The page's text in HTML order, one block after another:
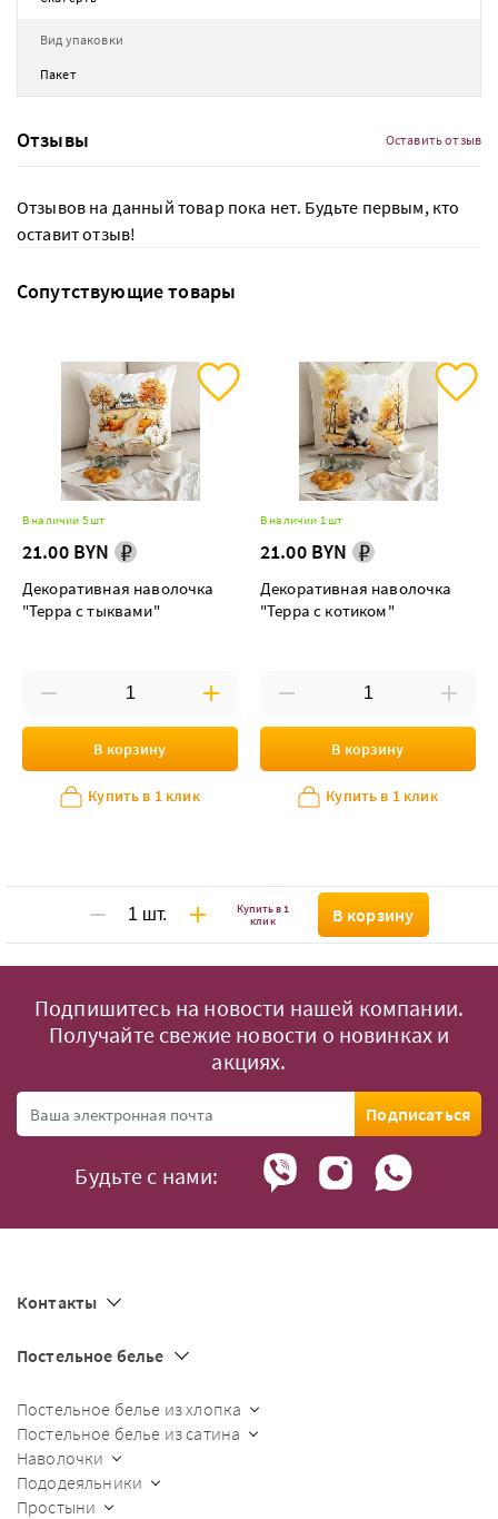
Вид упаковки
Пакет
Отзывы Оставить отзыв
Отзывов на данный товар пока нет. Будьте первым, кто
оставит отзыв!
Сопутствующие товары
В наличии 5 шт
21.00 BYN
Декоративная наволочка
"Терра с тыквами"
В корзину
Купить в 1 клик
В наличии 1 шт
21.00 BYN
Декоративная наволочка
"Терра с котиком"
В корзину
Купить в 1 клик
Купить в 1
клик
В корзину
Подпишитесь на новости нашей компании.
Получайте свежие новости о новинках и
акциях.
Подписаться
Будьте с нами:
Контакты
Постельное белье
Постельное белье из хлопка
Постельное белье из сатина
Наволочки
Пододеяльники
Простыни